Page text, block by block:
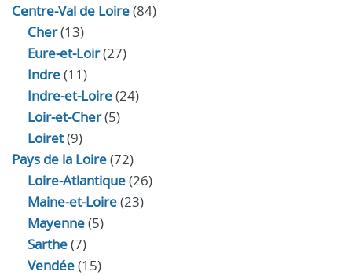
Centre-Val de Loire(84)
Cher(13)
Eure‑et‑Loir(27)
Indre(11)
Indre‑et‑Loire(24)
Loir‑et‑Cher(5)
Loiret(9)
Pays de la Loire(72)
Loire-Atlantique(26)
Maine-et-Loire(23)
Mayenne(5)
Sarthe(7)
Vendée(15)